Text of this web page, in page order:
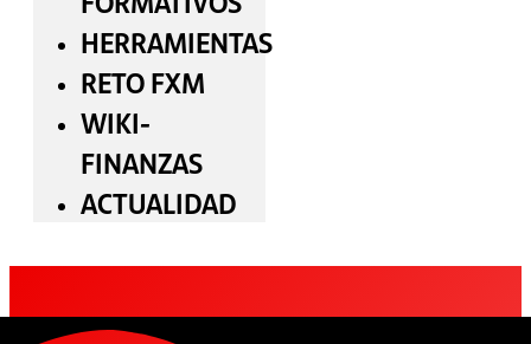
HERRAMIENTAS
RETO FXM
WIKI-
FINANZAS
ACTUALIDAD